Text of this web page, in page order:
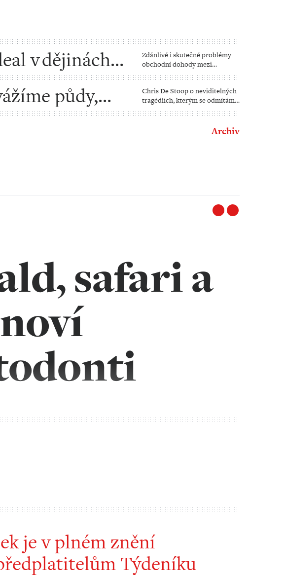
v dějinách“
Zdánlivé i skutečné problémy
obchodní dohody mezi
Evropskou unií a Spojenými
státy
půdy,
Chris De Stoop o neviditelných
tragédiích, kterým se odmítáme
postavit
Archiv
safari a
je v plném znění
Týdeníku